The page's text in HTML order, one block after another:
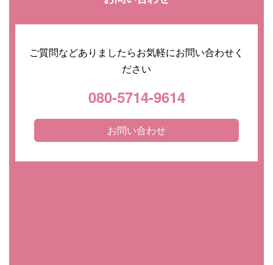
ご質問などありましたらお気軽にお問い合わせく
ださい
080-5714-9614
お問い合わせ